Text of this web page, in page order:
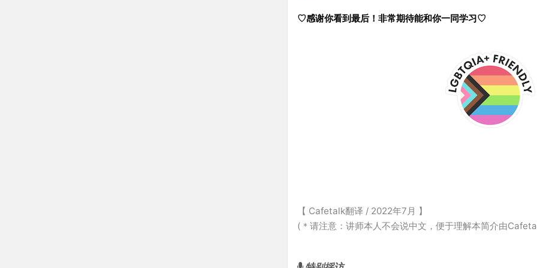
♡感谢你看到最后！非常期待能和你一同学习♡
【 Cafetalk翻译 / 2022年7月 】
(＊请注意：讲师本人不会说中文，便于理解本简介由